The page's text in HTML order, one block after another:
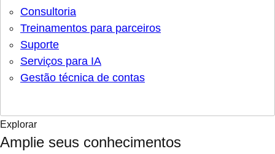
Consultoria
Treinamentos para parceiros
Suporte
Serviços para IA
Gestão técnica de contas
Explorar
Amplie seus conhecimentos